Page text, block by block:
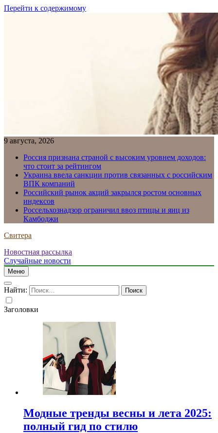
Перейти к содержимому
9 августа, 2026
Россия признана страной с высоким уровнем доходов:
что стоит за рейтингом
Украина ввела санкции против связанных с российским
ВПК компаний
Российский рынок акций закрылся ростом основных
индексов
Россельхознадзор ограничил ввоз птицы и яиц из
Камбоджи
Свитера
Новостная рассылка
Случайные новости
Меню
Найти:
Заголовки
Модные тренды весны и лета 2025:
полный гид по стилю